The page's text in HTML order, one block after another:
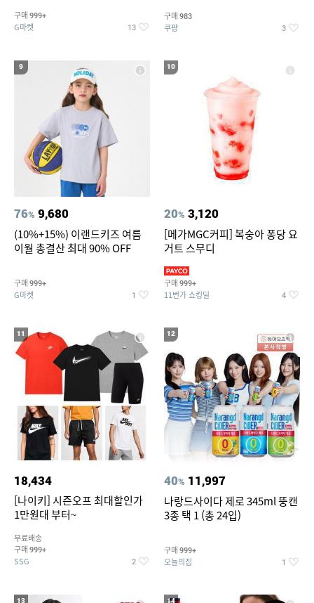
건 외 ~74%OFF
구매 999+
G마켓 13
구매 983
쿠팡 3
9
76% 9,680
(10%+15%) 이랜드키즈 여름
이월 총결산 최대 90% OFF
구매 999+
G마켓 1
10
20% 3,120
[메가MGC커피] 복숭아 퐁당 요
거트 스무디
구매 999+
11번가 쇼킹딜 4
11
18,434
[나이키] 시즌오프 최대할인가
1만원대 부터~
무료배송
구매 999+
SSG 2
12
40% 11,997
나랑드사이다 제로 345ml 뚱캔
3종 택 1 (총 24입)
구매 999+
오늘의집 1
13 14